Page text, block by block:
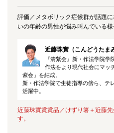
評価／メタボリック症候群が話題
いの年齢の男性が悩み叫んでいる
近藤珠實（こんどうたま
『清紫会』新・作法学院学
作法をより現代社会にマッ
紫会」を結成。
新・作法学院で生徒指導の傍ら、テ
活躍中。
近藤珠實賞賞品／けずり箸＋近藤
す。